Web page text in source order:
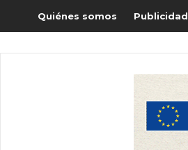
Quiénes somos Publicidad